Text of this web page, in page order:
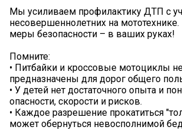
Мы усиливаем профилактику ДТП с
несовершеннолетних на
меры безопасности – в ваших руках!
Помните:
• Питбайки и кроссовые мотоциклы
предназначены для дорог общего
• У детей нет достаточного опыта и
опасности, скорости и рисков.
• Каждое разрешение прокатиться
может обернуться невосполнимой